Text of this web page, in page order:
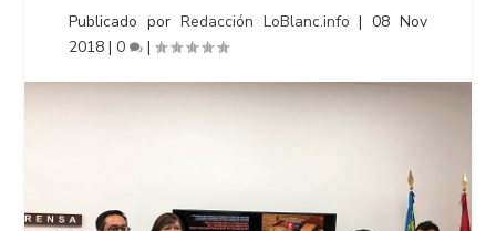
Publicado por Redacción LoBlanc.info | 08 Nov
2018 |0 |